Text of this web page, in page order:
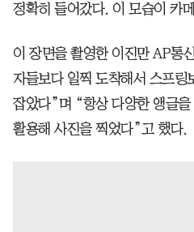
정확히 들어갔다. 이 모습이 카
이 장면을 촬영한 이진만 AP통
자들보다 일찍 도착해서 스프링
잡았다”며 “항상 다양한 앵글
활용해 사진을 찍었다”고 했다.